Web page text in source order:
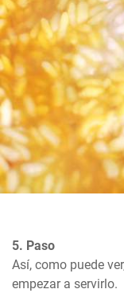
5. Paso
Así, como puede
empezar a servirlo.